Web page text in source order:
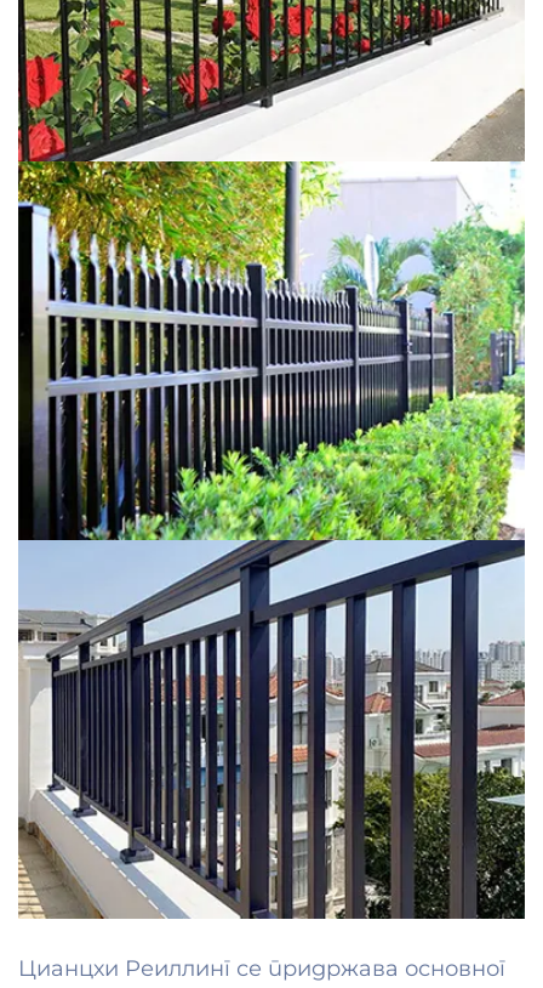
Цианцхи Реиллинг се придржава основног